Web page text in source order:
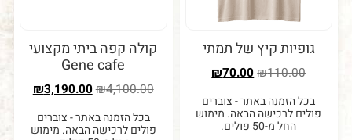
קיץ של תמתי
₪70.00
הזמנה באתר - צוברים
לרכישה הבאה. מימוש
קולה קפה ביתי מקצועי
Gene cafe
₪
₪3,190.00
בכל הזמנה באתר - צוברים
פולים לרכישה הבאה. מימוש